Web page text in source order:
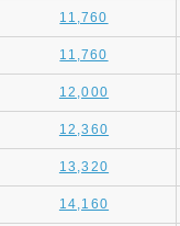
11,760
11,760
12,000
12,360
13,320
14,160